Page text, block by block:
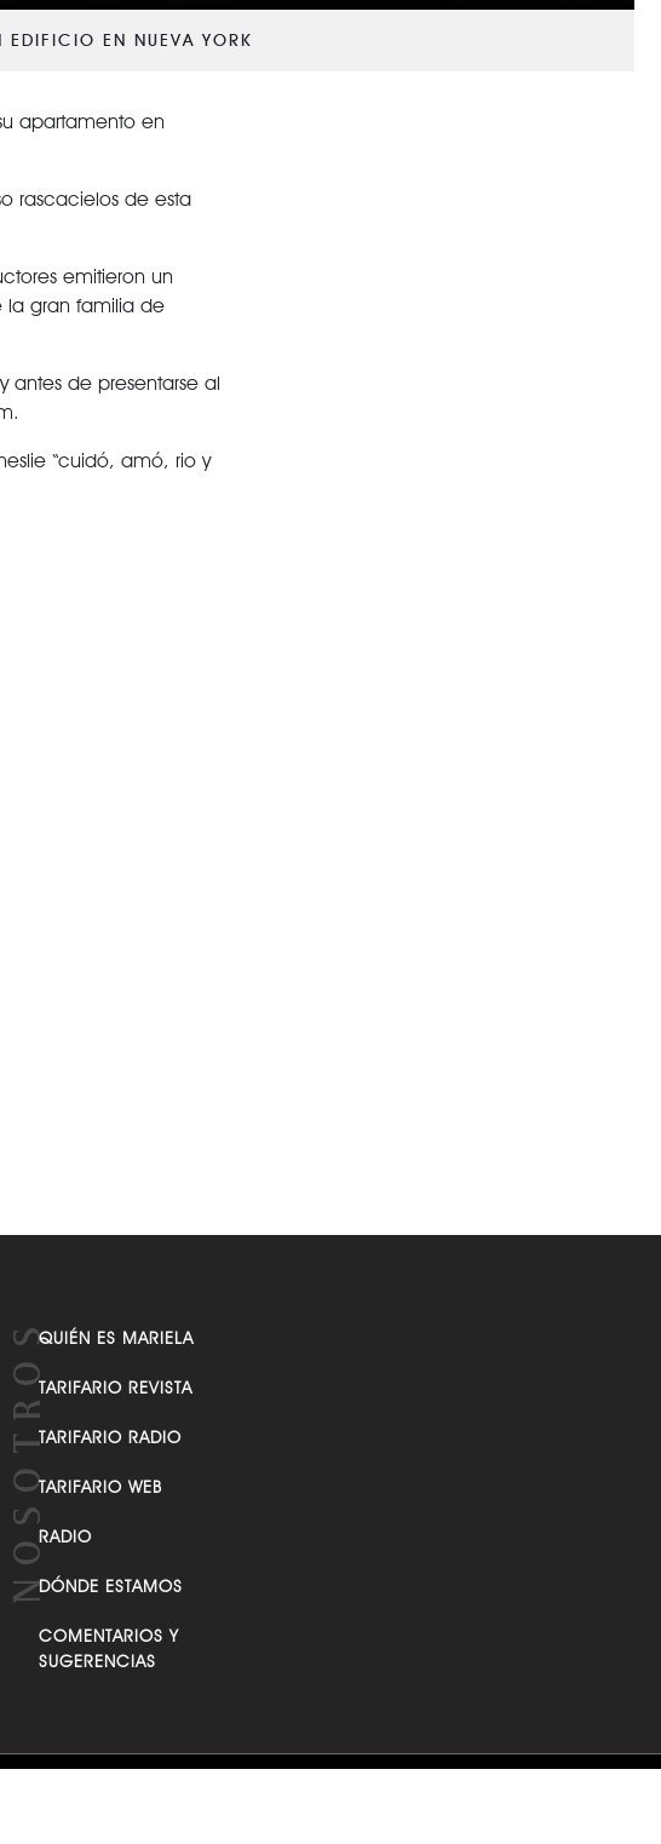
EDIFICIO EN NUEVA YORK
apartamento en
rascacielos de esta
emitieron un
la gran familia de
de presentarse al
“cuidó, amó, rio y
QUIÉN ES MARIELA
TARIFARIO REVISTA
TARIFARIO RADIO
TARIFARIO WEB
RADIO
DÓNDE ESTAMOS
COMENTARIOS Y
SUGERENCIAS